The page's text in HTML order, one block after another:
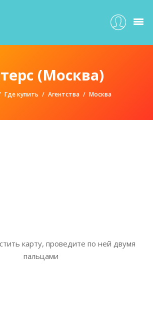
(Москва)
Где купить Агентства Москва
карту, проведите по ней двумя
пальцами